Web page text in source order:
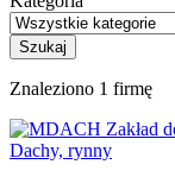
Szukaj
Znaleziono 1 firmę
Dachy, rynny